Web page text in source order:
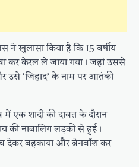
ने खुलासा किया है कि 15 वर्षीय
कर केरल ले जाया गया। जहां उससे
उसे ‘जिहाद’ के नाम पर आतंकी
में एक शादी की दावत के दौरान
की नाबालिग लड़की से हुई।
देकर बहकाया और ब्रेनवॉश कर